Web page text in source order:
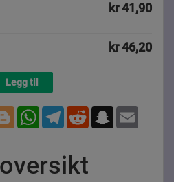
kr 41,90
kr 46,20
Legg til
BloggerWhatsAppTelegramReddit Snapchat